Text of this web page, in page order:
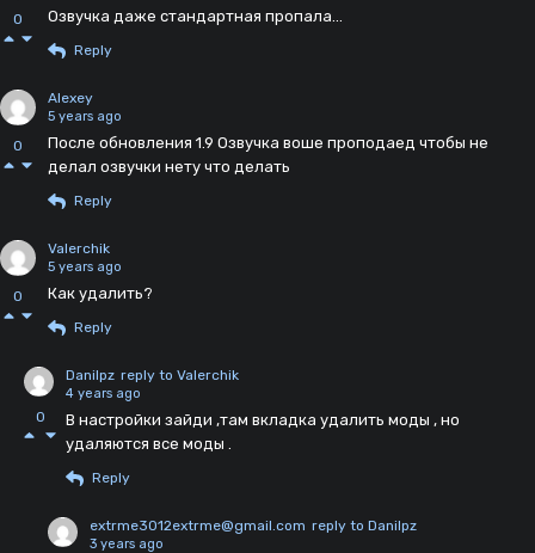
0 Озвучка даже стандартная пропала...
Reply
0
Alexey
5 years ago
После обновления 1.9 Озвучка воше проподаед чтобы не
делал озвучки нету что делать
Reply
0
Valerchik
5 years ago
Как удалить?
Reply
0
Danilpz reply to Valerchik
4 years ago
В настройки зайди ,там вкладка удалить моды , но
удаляются все моды .
Reply
extrme3012extrme@gmail.com reply to Danilpz
3 years ago